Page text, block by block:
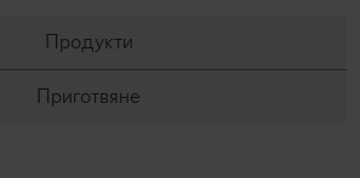
Продукти
Приготвяне